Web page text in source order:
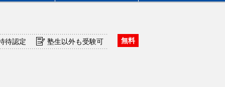
茨城
待認定 塾生以外も受験可 無料